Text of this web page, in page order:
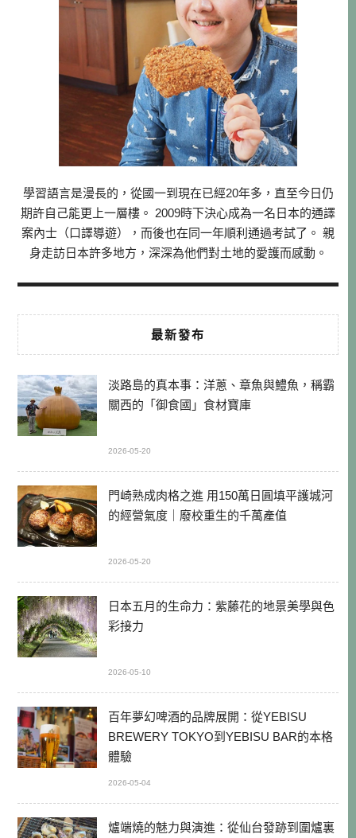
學習語言是漫長的，從國一到現在已經20年多，直至今日仍
期許自己能更上一層樓。 2009時下決心成為一名日本的通譯
案內士（口譯導遊），而後也在同一年順利通過考試了。 親
身走訪日本許多地方，深深為他們對土地的愛護而感動。
最新發布
淡路島的真本事：洋蔥、章魚與鱧魚，稱霸
關西的「御食國」食材寶庫
2026-05-20
門崎熟成肉格之進 用150萬日圓填平護城河
的經營氣度｜廢校重生的千萬產值
2026-05-20
日本五月的生命力：紫藤花的地景美學與色
彩接力
2026-05-10
百年夢幻啤酒的品牌展開：從YEBISU
BREWERY TOKYO到YEBISU BAR的本格
體驗
2026-05-04
爐端燒的魅力與演進：從仙台發跡到圍爐裏